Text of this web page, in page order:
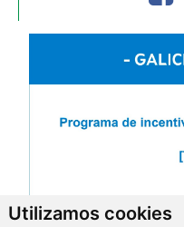
Utilizamos cookies